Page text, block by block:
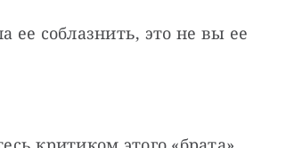
ее соблазнить, это не вы ее